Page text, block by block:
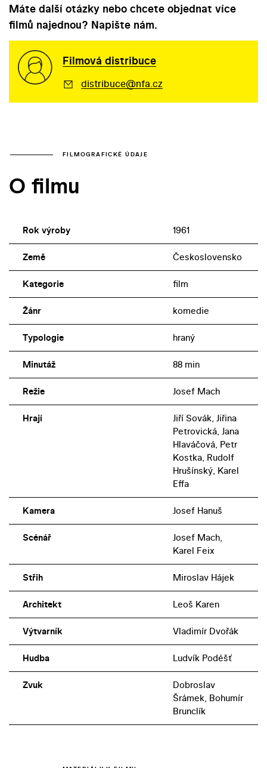
Máte další otázky nebo chcete objednat více
filmů najednou? Napište nám.
Filmová distribuce
distribuce@nfa.cz
FILMOGRAFICKÉ ÚDAJE
O filmu
Rok výroby 1961
Země Československo
Kategorie film
Žánr komedie
Typologie hraný
Minutáž 88 min
Režie Josef Mach
Hrají
Jiří Sovák, Jiřina
Petrovická, Jana
Hlaváčová, Petr
Kostka, Rudolf
Hrušínský, Karel
Effa
Kamera Josef Hanuš
Scénář
Josef Mach,
Karel Feix
Střih Miroslav Hájek
Architekt Leoš Karen
Výtvarník Vladimír Dvořák
Hudba Ludvík Podéšť
Zvuk
Dobroslav
Šrámek, Bohumír
Brunclík